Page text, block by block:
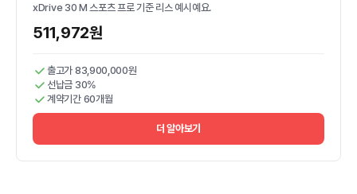
xDrive 30 M 스포츠 프로 기준 리스 예시예요.
511,972원
출고가 83,900,000원
선납금 30%
계약기간 60개월
더 알아보기